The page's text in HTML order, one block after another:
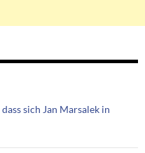
sich Jan Marsalek in